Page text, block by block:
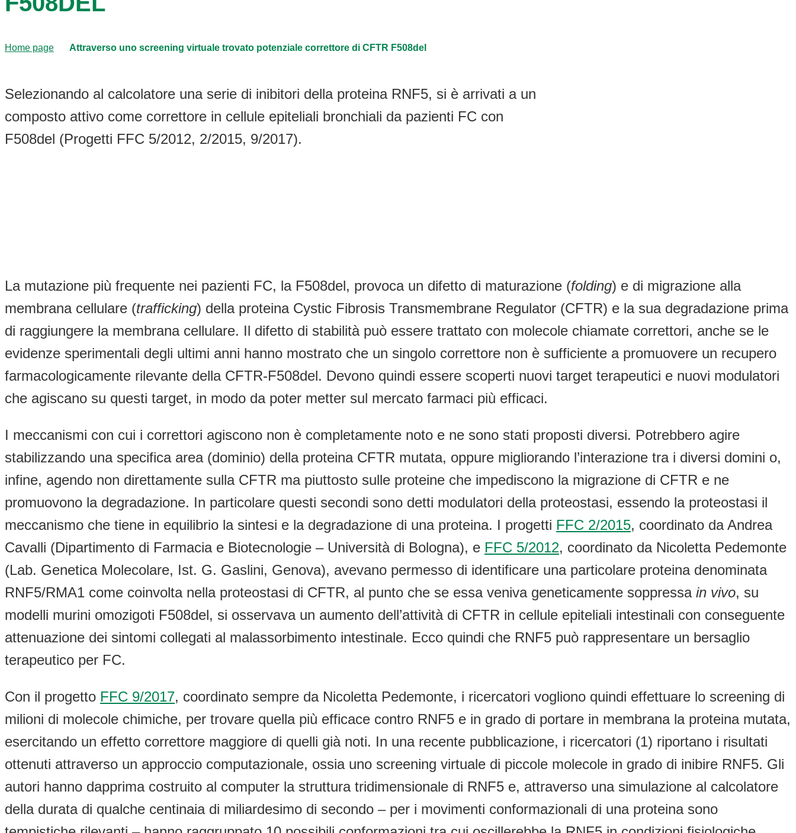
Home page Attraverso uno screening virtuale trovato potenziale correttore di CFTR F508del
Selezionando al calcolatore una serie di inibitori della proteina RNF5, si è arrivati a un
composto attivo come correttore in cellule epiteliali bronchiali da pazienti FC con
F508del (Progetti FFC 5/2012, 2/2015, 9/2017).
La mutazione più frequente nei pazienti FC, la F508del, provoca un difetto di maturazione (folding) e di migrazione alla
membrana cellulare (trafficking) della proteina Cystic Fibrosis Transmembrane Regulator (CFTR) e la sua degradazione prima
di raggiungere la membrana cellulare. Il difetto di stabilità può essere trattato con molecole chiamate correttori, anche se le
evidenze sperimentali degli ultimi anni hanno mostrato che un singolo correttore non è sufficiente a promuovere un recupero
farmacologicamente rilevante della CFTR-F508del. Devono quindi essere scoperti nuovi target terapeutici e nuovi modulatori
che agiscano su questi target, in modo da poter metter sul mercato farmaci più efficaci.
I meccanismi con cui i correttori agiscono non è completamente noto e ne sono stati proposti diversi. Potrebbero agire
stabilizzando una specifica area (dominio) della proteina CFTR mutata, oppure migliorando l’interazione tra i diversi domini o,
infine, agendo non direttamente sulla CFTR ma piuttosto sulle proteine che impediscono la migrazione di CFTR e ne
promuovono la degradazione. In particolare questi secondi sono detti modulatori della proteostasi, essendo la proteostasi il
meccanismo che tiene in equilibrio la sintesi e la degradazione di una proteina. I progetti FFC 2/2015, coordinato da Andrea
Cavalli (Dipartimento di Farmacia e Biotecnologie – Università di Bologna), e FFC 5/2012, coordinato da Nicoletta Pedemonte
(Lab. Genetica Molecolare, Ist. G. Gaslini, Genova), avevano permesso di identificare una particolare proteina denominata
RNF5/RMA1 come coinvolta nella proteostasi di CFTR, al punto che se essa veniva geneticamente soppressa in vivo, su
modelli murini omozigoti F508del, si osservava un aumento dell’attività di CFTR in cellule epiteliali intestinali con conseguente
attenuazione dei sintomi collegati al malassorbimento intestinale. Ecco quindi che RNF5 può rappresentare un bersaglio
terapeutico per FC.
Con il progetto FFC 9/2017, coordinato sempre da Nicoletta Pedemonte, i ricercatori vogliono quindi effettuare lo screening di
milioni di molecole chimiche, per trovare quella più efficace contro RNF5 e in grado di portare in membrana la proteina mutata,
esercitando un effetto correttore maggiore di quelli già noti. In una recente pubblicazione, i ricercatori (1) riportano i risultati
ottenuti attraverso un approccio computazionale, ossia uno screening virtuale di piccole molecole in grado di inibire RNF5. Gli
autori hanno dapprima costruito al computer la struttura tridimensionale di RNF5 e, attraverso una simulazione al calcolatore
della durata di qualche centinaia di miliardesimo di secondo – per i movimenti conformazionali di una proteina sono